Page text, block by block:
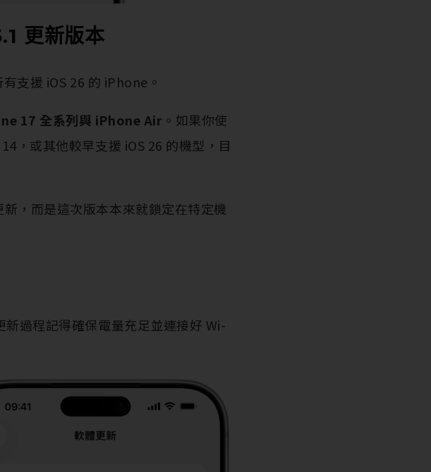
更新版本
支援 iOS 26 的 iPhone。
17 全系列與 iPhone Air 。如果你使
，或其他較早支援 iOS 26 的機型，目
，而是這次版本本來就鎖定在特定機
過程記得確保電量充足並連接好 Wi-